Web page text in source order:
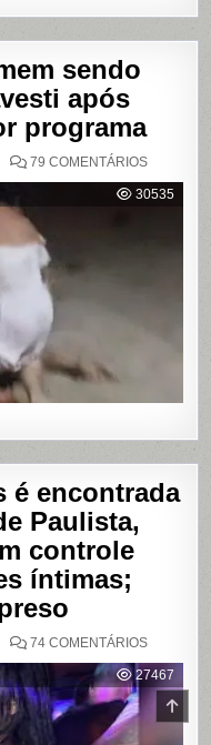
sendo
após
programa
79 COMENTÁRIOSEM
MOSTRA
HOMEM
30535
é encontrada
Paulista,
controle
íntimas;
74 COMENTÁRIOSEM
DE
20
ANOS
27467
TO